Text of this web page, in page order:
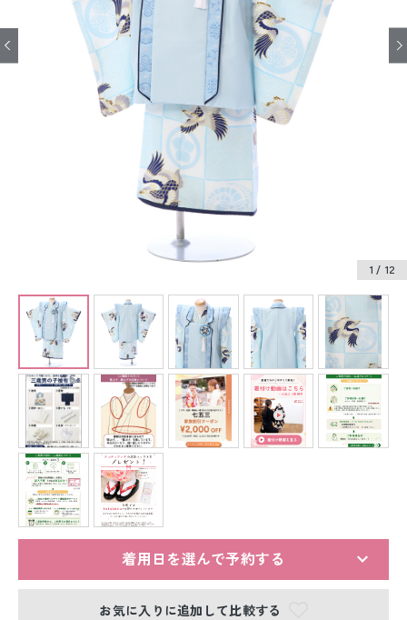
七五三レンタル
振袖レンタル
卒業式袴レンタル
訪問着・付下げレンタル
ジュニア着物レンタル
ジュニア洋装レンタル
ベビー洋装レンタル
紋付袴レンタル
留袖レンタル
男性礼装レンタル
1 / 12
着用日を選んで予約する
お気に入りに追加して比較する